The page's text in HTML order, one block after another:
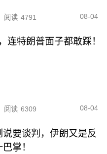
阅读 4791 08-04
连特朗普面子都敢踩！
阅读 6309 08-04
说要谈判，伊朗又是反
掌！